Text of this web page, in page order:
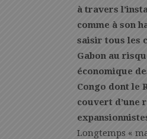
à travers
comme à son
saisir tous les
Gabon au
économique
Congo dont le
couvert d’une
Longtemps «